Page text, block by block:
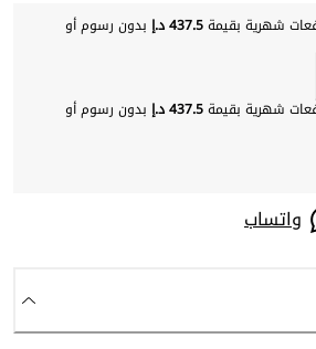
437.5 د.إ بدون رسوم أو
437.5 د.إ بدون رسوم أو
واتساب